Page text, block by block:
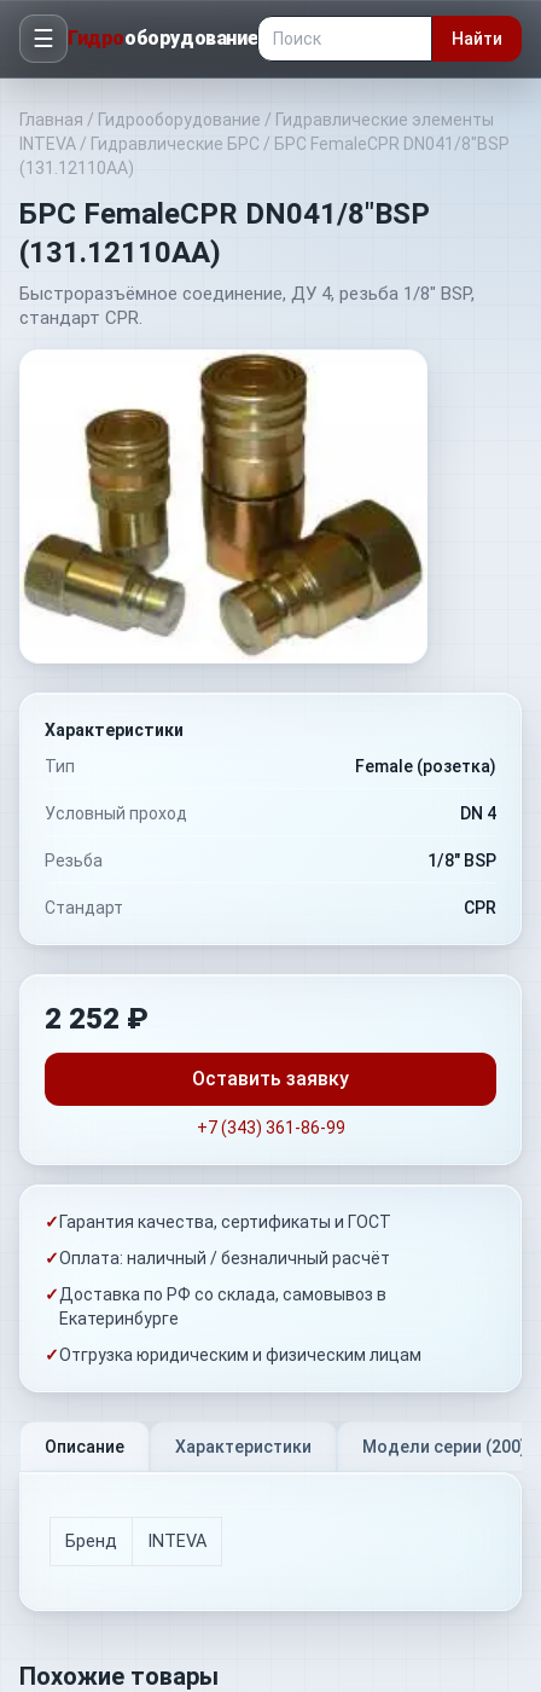
☰ Гидрооборудование Найти
Главная / Гидрооборудование / Гидравлические элементы
INTEVA / Гидравлические БРС / БРС FemaleCPR DN041/8"BSP
(131.12110AA)
БРС FemaleCPR DN041/8"BSP
(131.12110AA)
Быстроразъёмное соединение, ДУ 4, резьба 1/8" BSP,
стандарт CPR.
Характеристики
Тип
Female (розетка)
Условный проход DN 4
Резьба 1/8" BSP
Стандарт CPR
2 252 ₽
Оставить заявку
+7 (343) 361-86-99
✓ Гарантия качества, сертификаты и ГОСТ
✓Оплата: наличный / безналичный расчёт
✓Доставка по РФ со склада, самовывоз в
Екатеринбурге
✓Отгрузка юридическим и физическим лицам
Описание Характеристики Модели серии (200)
Бренд INTEVA
Похожие товары